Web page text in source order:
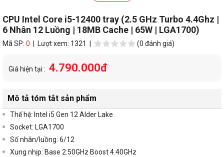
CPU Intel Core i5-12400 tray (2.5 GHz Turbo 4.4Ghz |
6 Nhân 12 Luồng | 18MB Cache | 65W | LGA1700)
Mã SP: 0 | Lượt xem: 1321 | (0 đánh giá)
Giá hiện tại : 4.790.000đ
Mô tả tóm tắt sản phẩm
Thế hệ: Intel i5 Gen 12 Alder Lake
Socket: LGA1700
Số nhân/luồng: 6/12
Xung nhịp: Base 2.50GHz Boost 4.40GHz